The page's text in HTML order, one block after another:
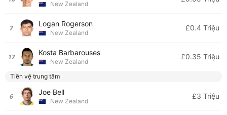
New Zealand
7 Logan Rogerson
New Zealand
£0.4 Triệu
17 Kosta Barbarouses
New Zealand
£0.35 Triệu
Tiền vệ trung tâm
6 Joe Bell
New Zealand
£3 Triệu